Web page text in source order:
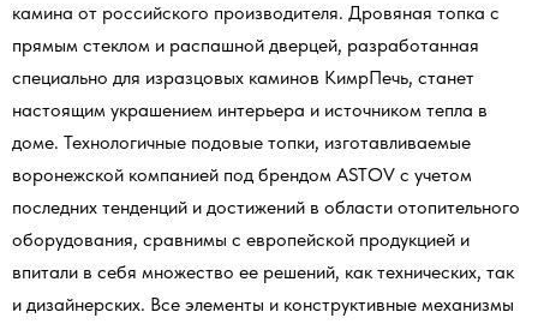
камина от российского производителя. Дровяная топка с
прямым стеклом и распашной дверцей, разработанная
специально для изразцовых каминов КимрПечь, станет
настоящим украшением интерьера и источником тепла в
доме. Технологичные подовые топки, изготавливаемые
воронежской компанией под брендом ASTOV с учетом
последних тенденций и достижений в области отопительного
оборудования, сравнимы с европейской продукцией и
впитали в себя множество ее решений, как технических, так
и дизайнерских. Все элементы и конструктивные механизмы